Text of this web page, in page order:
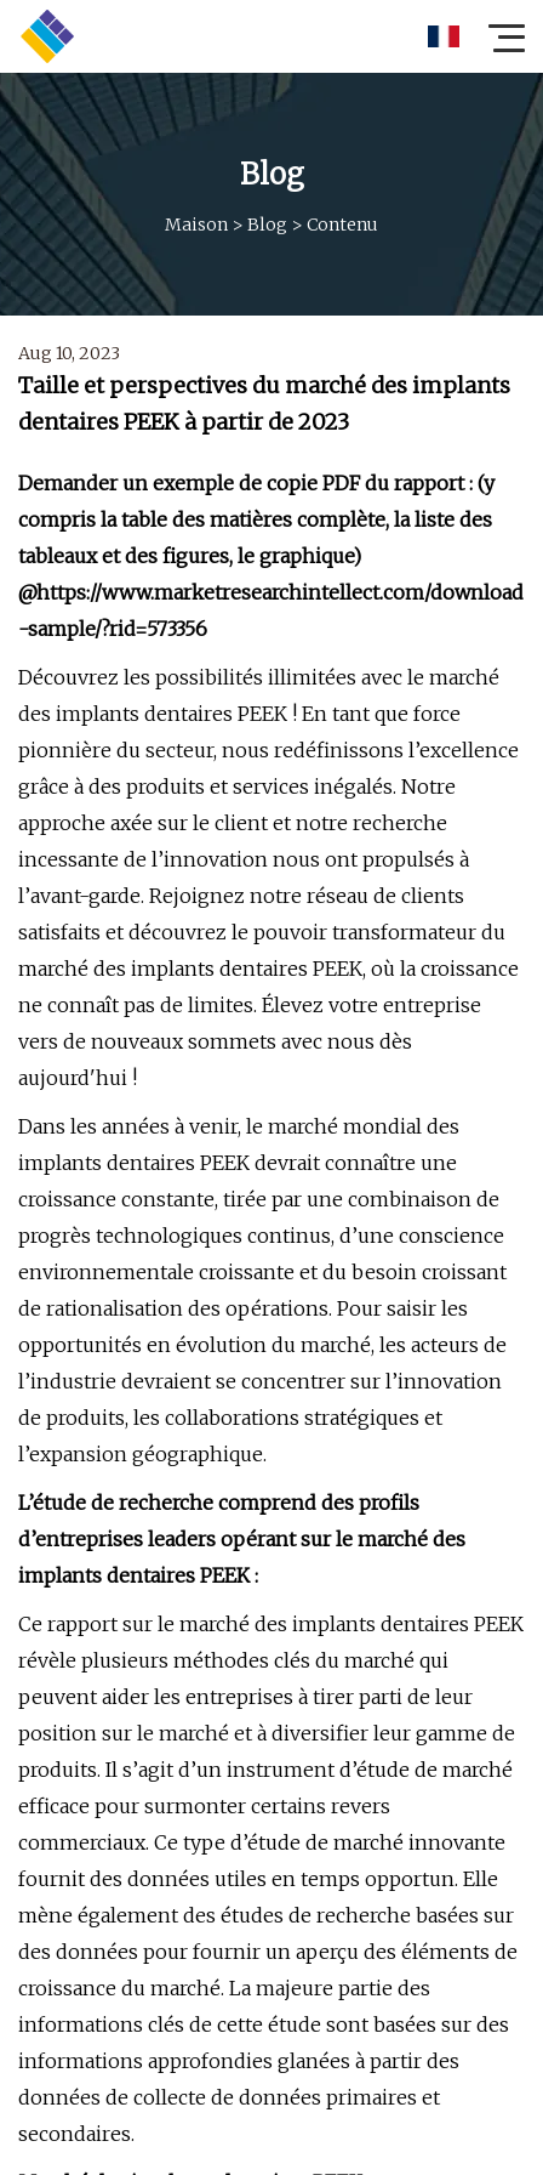
Blog
Maison > Blog > Contenu
Aug 10, 2023
Taille et perspectives du marché des implants
dentaires PEEK à partir de 2023
Demander un exemple de copie PDF du rapport : (y
compris la table des matières complète, la liste des
tableaux et des figures, le graphique)
@https://www.marketresearchintellect.com/download
-sample/?rid=573356
Découvrez les possibilités illimitées avec le marché
des implants dentaires PEEK ! En tant que force
pionnière du secteur, nous redéfinissons l’excellence
grâce à des produits et services inégalés. Notre
approche axée sur le client et notre recherche
incessante de l’innovation nous ont propulsés à
l’avant-garde. Rejoignez notre réseau de clients
satisfaits et découvrez le pouvoir transformateur du
marché des implants dentaires PEEK, où la croissance
ne connaît pas de limites. Élevez votre entreprise
vers de nouveaux sommets avec nous dès
aujourd'hui !
Dans les années à venir, le marché mondial des
implants dentaires PEEK devrait connaître une
croissance constante, tirée par une combinaison de
progrès technologiques continus, d’une conscience
environnementale croissante et du besoin croissant
de rationalisation des opérations. Pour saisir les
opportunités en évolution du marché, les acteurs de
l’industrie devraient se concentrer sur l’innovation
de produits, les collaborations stratégiques et
l’expansion géographique.
L’étude de recherche comprend des profils
d’entreprises leaders opérant sur le marché des
implants dentaires PEEK :
Ce rapport sur le marché des implants dentaires PEEK
révèle plusieurs méthodes clés du marché qui
peuvent aider les entreprises à tirer parti de leur
position sur le marché et à diversifier leur gamme de
produits. Il s’agit d’un instrument d’étude de marché
efficace pour surmonter certains revers
commerciaux. Ce type d’étude de marché innovante
fournit des données utiles en temps opportun. Elle
mène également des études de recherche basées sur
des données pour fournir un aperçu des éléments de
croissance du marché. La majeure partie des
informations clés de cette étude sont basées sur des
informations approfondies glanées à partir des
données de collecte de données primaires et
secondaires.